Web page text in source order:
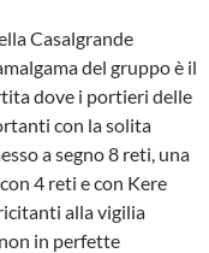
Casalgrande
del gruppo è il
dove i portieri delle
con la solita
a segno 8 reti, una
4 reti e con Kere
alla vigilia
in perfette